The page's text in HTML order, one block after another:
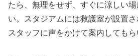
たら、無理をせず、すぐに涼しい
い。スタジアムには救護室が設置
スタッフに声をかけて案内してもら